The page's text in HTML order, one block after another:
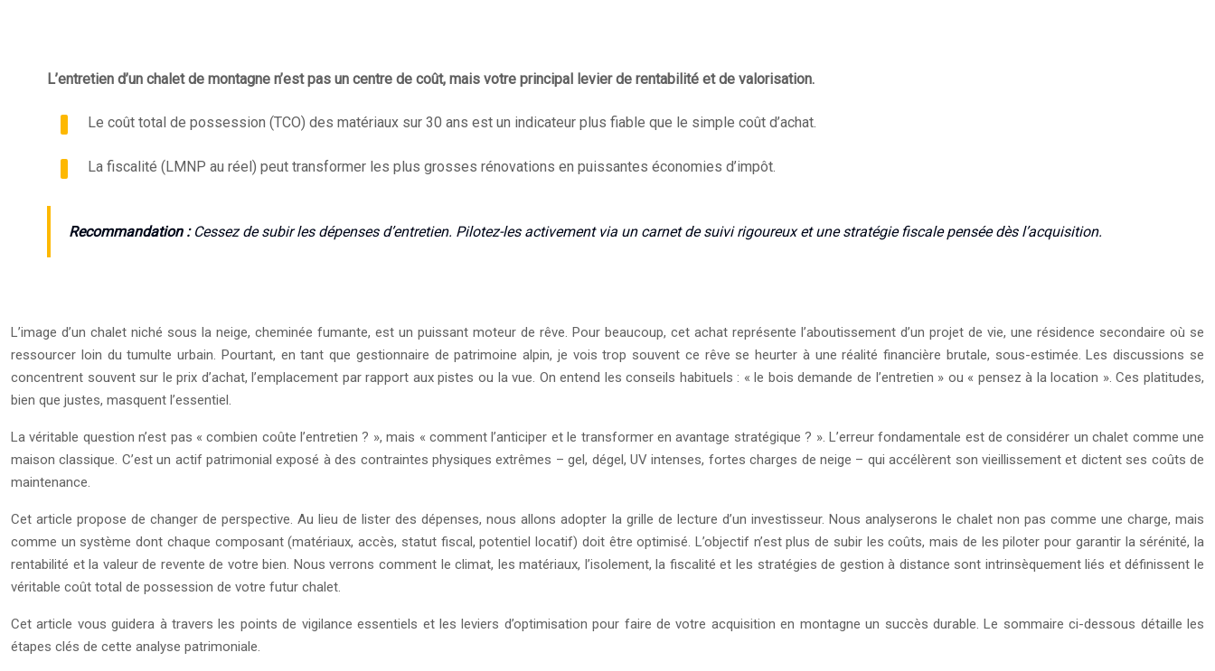
L’entretien d’un chalet de montagne n’est pas un centre de coût, mais votre principal levier de rentabilité et de valorisation.
Le coût total de possession (TCO) des matériaux sur 30 ans est un indicateur plus fiable que le simple coût d’achat.
La fiscalité (LMNP au réel) peut transformer les plus grosses rénovations en puissantes économies d’impôt.
Recommandation :Cessez de subir les dépenses d’entretien. Pilotez-les activement via un carnet de suivi rigoureux et une stratégie fiscale pensée dès l’acquisition.
L’image d’un chalet niché sous la neige, cheminée fumante, est un puissant moteur de rêve. Pour beaucoup, cet achat représente l’aboutissement d’un projet de vie, une résidence secondaire où se
ressourcer loin du tumulte urbain. Pourtant, en tant que gestionnaire de patrimoine alpin, je vois trop souvent ce rêve se heurter à une réalité financière brutale, sous-estimée. Les discussions se
concentrent souvent sur le prix d’achat, l’emplacement par rapport aux pistes ou la vue. On entend les conseils habituels : « le bois demande de l’entretien » ou « pensez à la location ». Ces platitudes,
bien que justes, masquent l’essentiel.
La véritable question n’est pas « combien coûte l’entretien ? », mais « comment l’anticiper et le transformer en avantage stratégique ? ». L’erreur fondamentale est de considérer un chalet comme une
maison classique. C’est un actif patrimonial exposé à des contraintes physiques extrêmes – gel, dégel, UV intenses, fortes charges de neige – qui accélèrent son vieillissement et dictent ses coûts de
maintenance.
Cet article propose de changer de perspective. Au lieu de lister des dépenses, nous allons adopter la grille de lecture d’un investisseur. Nous analyserons le chalet non pas comme une charge, mais
comme un système dont chaque composant (matériaux, accès, statut fiscal, potentiel locatif) doit être optimisé. L’objectif n’est plus de subir les coûts, mais de les piloter pour garantir la sérénité, la
rentabilité et la valeur de revente de votre bien. Nous verrons comment le climat, les matériaux, l’isolement, la fiscalité et les stratégies de gestion à distance sont intrinsèquement liés et définissent le
véritable coût total de possession de votre futur chalet.
Cet article vous guidera à travers les points de vigilance essentiels et les leviers d’optimisation pour faire de votre acquisition en montagne un succès durable. Le sommaire ci-dessous détaille les
étapes clés de cette analyse patrimoniale.